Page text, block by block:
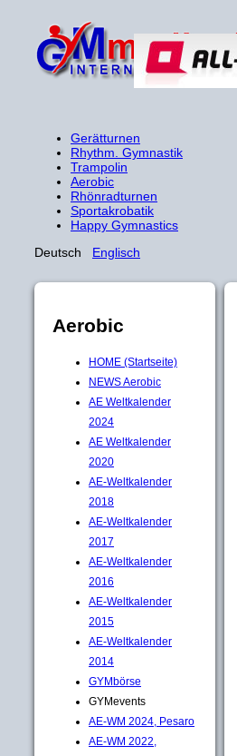
Gerätturnen
Rhythm. Gymnastik
Trampolin
Aerobic
Rhönradturnen
Sportakrobatik
Happy Gymnastics
Deutsch Englisch
Aerobic
HOME (Startseite)
NEWS Aerobic
AE Weltkalender
2024
AE Weltkalender
2020
AE-Weltkalender
2018
AE-Weltkalender
2017
AE-Weltkalender
2016
AE-Weltkalender
2015
AE-Weltkalender
2014
GYMbörse
GYMevents
AE-WM 2024, Pesaro
AE-WM 2022,